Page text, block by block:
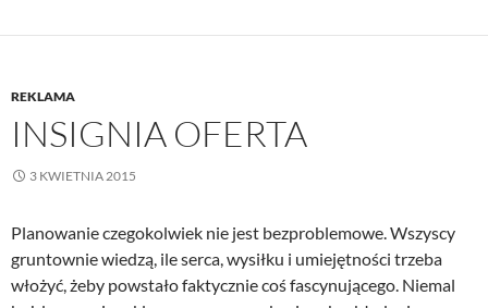
REKLAMA
INSIGNIA OFERTA
3 KWIETNIA 2015
Planowanie czegokolwiek nie jest bezproblemowe. Wszyscy
gruntownie wiedzą, ile serca, wysiłku i umiejętności trzeba
włożyć, żeby powstało faktycznie coś fascynującego. Niemal